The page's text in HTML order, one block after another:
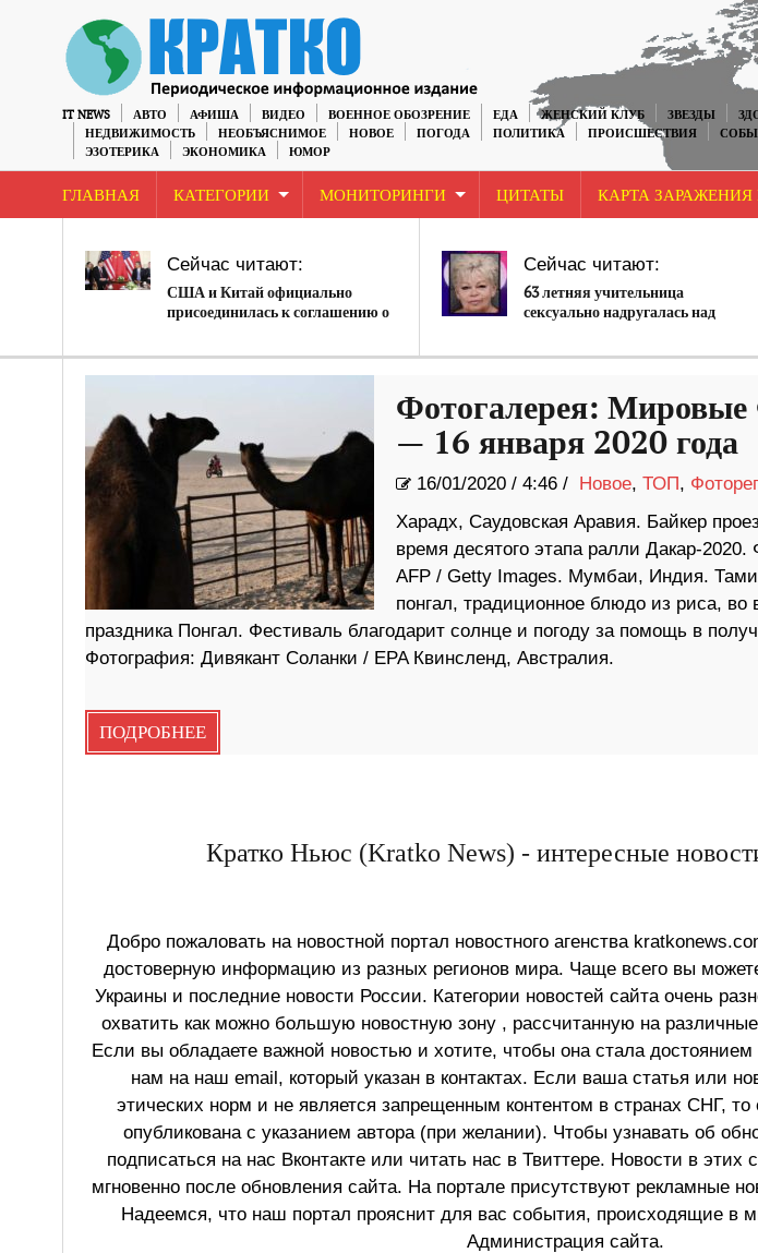
IT NEWS АВТО АФИША ВИДЕО ВОЕННОЕ ОБОЗРЕНИЕ ЕДА ЖЕНСКИЙ КЛУБ ЗВЕЗДЫ
НЕДВИЖИМОСТЬ
НЕОБЪЯСНИМОЕ НОВОЕ ПОГОДА ПОЛИТИКА ПРОИСШЕСТВИЯ
ЭЗОТЕРИКА
ЭКОНОМИКА ЮМОР
ГЛАВНАЯ КАТЕГОРИИ МОНИТОРИНГИ ЦИТАТЫ КАРТА ЗАРАЖЕНИЯ
Сейчас читают:
США и Китай официально
присоединилась к соглашению о
Сейчас читают:
63 летняя учительница
сексуально надругалась над
Фотогалерея:
— 16 января 2020 года
16/01/2020/ 4:46 / Новое, ТОП,
Харадх, Саудовская Аравия. Байкер
время десятого этапа ралли Дакар-
AFP / Getty Images. Мумбаи, Индия.
понгал, традиционное блюдо из риса, во
праздника Понгал. Фестиваль благодарит солнце и погоду за помощь в
Фотография: Дивякант Соланки / EPA Квинсленд, Австралия.
ПОДРОБНЕЕ
Кратко Ньюс (Kratko News) - интересные
Добро пожаловать на новостной портал новостного агенства
достоверную информацию из разных регионов мира. Чаще всего вы
Украины и последние новости России. Категории новостей сайта очень
охватить как можно большую новостную зону , рассчитанную на
Если вы обладаете важной новостью и хотите, чтобы она стала
нам на наш email, который указан в контактах. Если ваша статья или
этических норм и не является запрещенным контентом в странах СНГ, то
опубликована с указанием автора (при желании). Чтобы узнавать об
подписаться на нас Вконтакте или читать нас в Твиттере. Новости в
мгновенно после обновления сайта. На портале присутствуют рекламные
Надеемся, что наш портал прояснит для вас события, происходящие в
Администрация сайта.